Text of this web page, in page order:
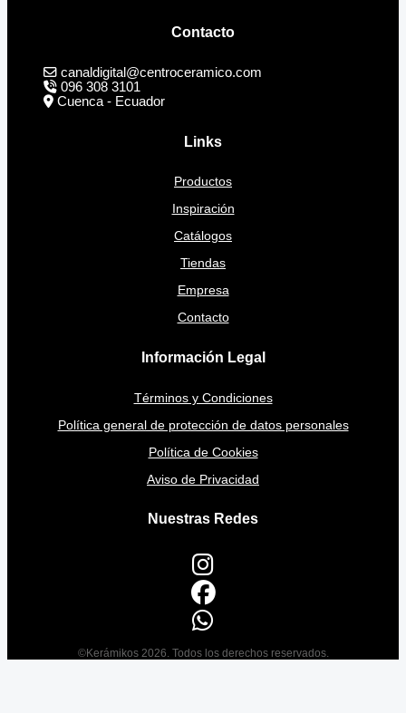
Contacto
canaldigital@centroceramico.com
096 308 3101
Cuenca - Ecuador
Links
Productos
Inspiración
Catálogos
Tiendas
Empresa
Contacto
Información Legal
Términos y Condiciones
Política general de protección de datos personales
Política de Cookies
Aviso de Privacidad
Nuestras Redes
©Kerámikos 2026. Todos los derechos reservados.